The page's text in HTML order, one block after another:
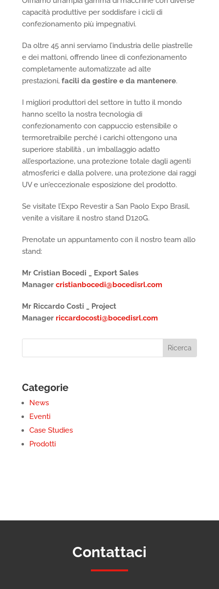
capacità produttive per soddisfare i cicli di
confezionamento più impegnativi.
Da oltre 45 anni serviamo l’industria delle piastrelle
e dei mattoni, offrendo linee di confezionamento
completamente automatizzate ad alte
prestazioni, facili da gestire e da mantenere.
I migliori produttori del settore in tutto il mondo
hanno scelto la nostra tecnologia di
confezionamento con cappuccio estensibile o
termoretraibile perché i carichi ottengono una
superiore stabilità , un imballaggio adatto
all’esportazione, una protezione totale dagli agenti
atmosferici e dalla polvere, una protezione dai raggi
UV e un’eccezionale esposizione del prodotto.
Se visitate l’Expo Revestir a San Paolo Expo Brasil,
venite a visitare il nostro stand D120G.
Prenotate un appuntamento con il nostro team allo
stand:
Mr Cristian Bocedi _ Export Sales
Manager cristianbocedi@bocedisrl.com
Mr Riccardo Costi _ Project
Manager riccardocosti@bocedisrl.com
Categorie
News
Eventi
Case Studies
Prodotti
Contattaci